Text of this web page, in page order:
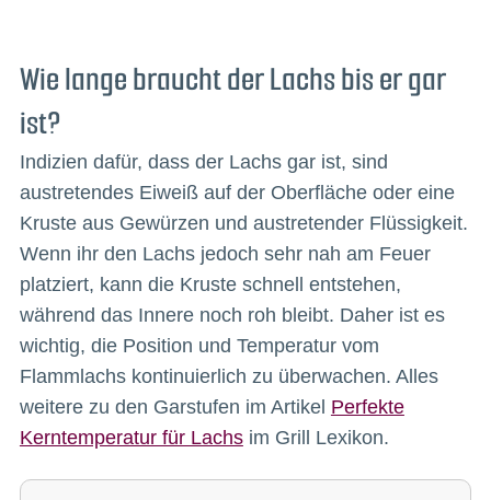
Wie lange braucht der Lachs bis er gar
ist?
Indizien dafür, dass der Lachs gar ist, sind
austretendes Eiweiß auf der Oberfläche oder eine
Kruste aus Gewürzen und austretender Flüssigkeit.
Wenn ihr den Lachs jedoch sehr nah am Feuer
platziert, kann die Kruste schnell entstehen,
während das Innere noch roh bleibt. Daher ist es
wichtig, die Position und Temperatur vom
Flammlachs kontinuierlich zu überwachen. Alles
weitere zu den Garstufen im Artikel Perfekte
Kerntemperatur für Lachsim Grill Lexikon.